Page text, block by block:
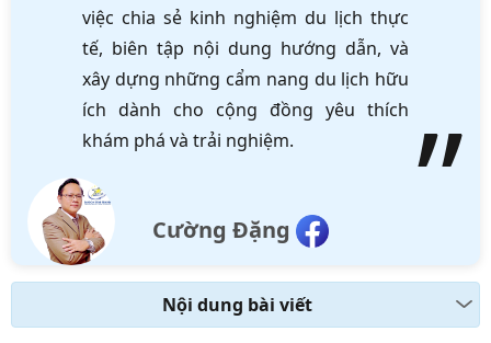
việc chia sẻ kinh nghiệm du lịch thực
tế, biên tập nội dung hướng dẫn, và
xây dựng những cẩm nang du lịch hữu
ích dành cho cộng đồng yêu thích
khám phá và trải nghiệm.
Cường Đặng
Nội dung bài viết